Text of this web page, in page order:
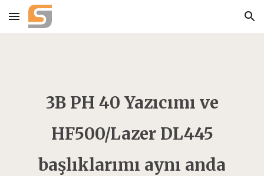
Skip to main content Skip to navigation
3B PH 40 Yazıcımı ve
HF500/Lazer DL445
başlıklarımı aynı anda